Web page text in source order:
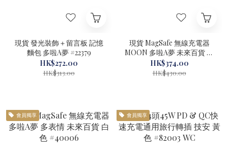
現貨 發光裝飾＋留言板 記憶
麵包 多啦A夢 #22379
HK$272.00
HK$313.00
現貨 MagSafe 無線充電器
MOON 多啦A夢 未來百貨 藍
色 #40007
HK$374.00
HK$430.00
會員獨享 會員獨享